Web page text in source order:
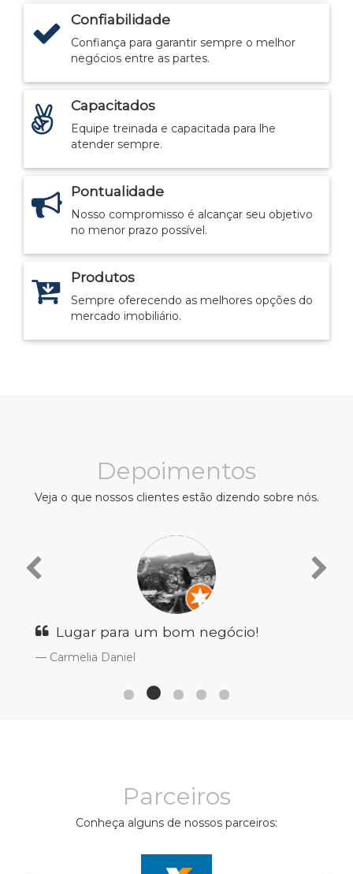
Confiabilidade
Confiança para garantir sempre o melhor
negócios entre as partes.
Capacitados
Equipe treinada e capacitada para lhe
atender sempre.
Pontualidade
Nosso compromisso é alcançar seu objetivo
no menor prazo possível.
Produtos
Sempre oferecendo as melhores opções do
mercado imobiliário.
Depoimentos
Veja o que nossos clientes estão dizendo sobre nós.
Lugar para um bom negócio!
Carmelia Daniel
Parceiros
Conheça alguns de nossos parceiros: